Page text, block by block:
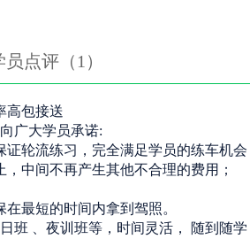
员点评（1）
高包接送
广大学员承诺:
轮流练习，完全满足学员的练车机会
中间不再产生其他不合理的费用；
最短的时间内拿到驾照。
班 、夜训班等，时间灵活， 随到随